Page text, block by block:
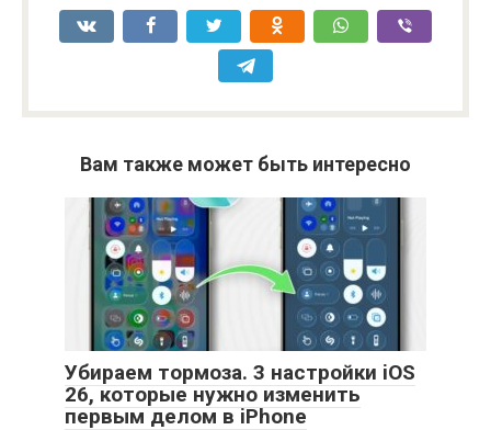
Вам также может быть интересно
Убираем тормоза. 3 настройки iOS
26, которые нужно изменить
первым делом в iPhone